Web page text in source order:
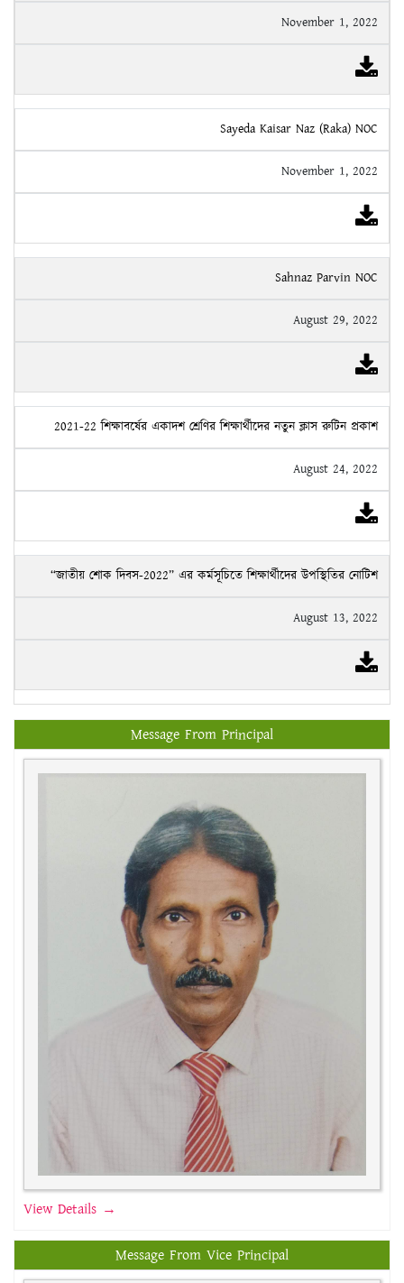
November 1, 2022
Sayeda Kaisar Naz (Raka) NOC
November 1, 2022
Sahnaz Parvin NOC
August 29, 2022
2021-22 শিক্ষাবর্ষের একাদশ শ্রেণির শিক্ষার্থীদের নতুন ক্লাস রুটিন প্রকাশ
August 24, 2022
“জাতীয় শোক দিবস-2022” এর কর্মসূচিতে শিক্ষার্থীদের উপস্থিতির নোটিশ
August 13, 2022
Message From Principal
View Details →
Message From Vice Principal